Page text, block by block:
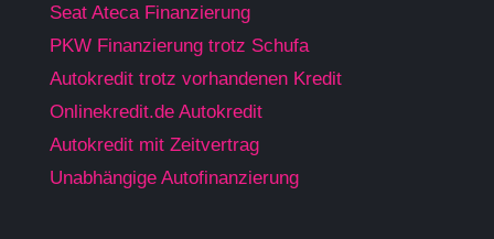
Seat Ateca Finanzierung
PKW Finanzierung trotz Schufa
Autokredit trotz vorhandenen Kredit
Onlinekredit.de Autokredit
Autokredit mit Zeitvertrag
Unabhängige Autofinanzierung